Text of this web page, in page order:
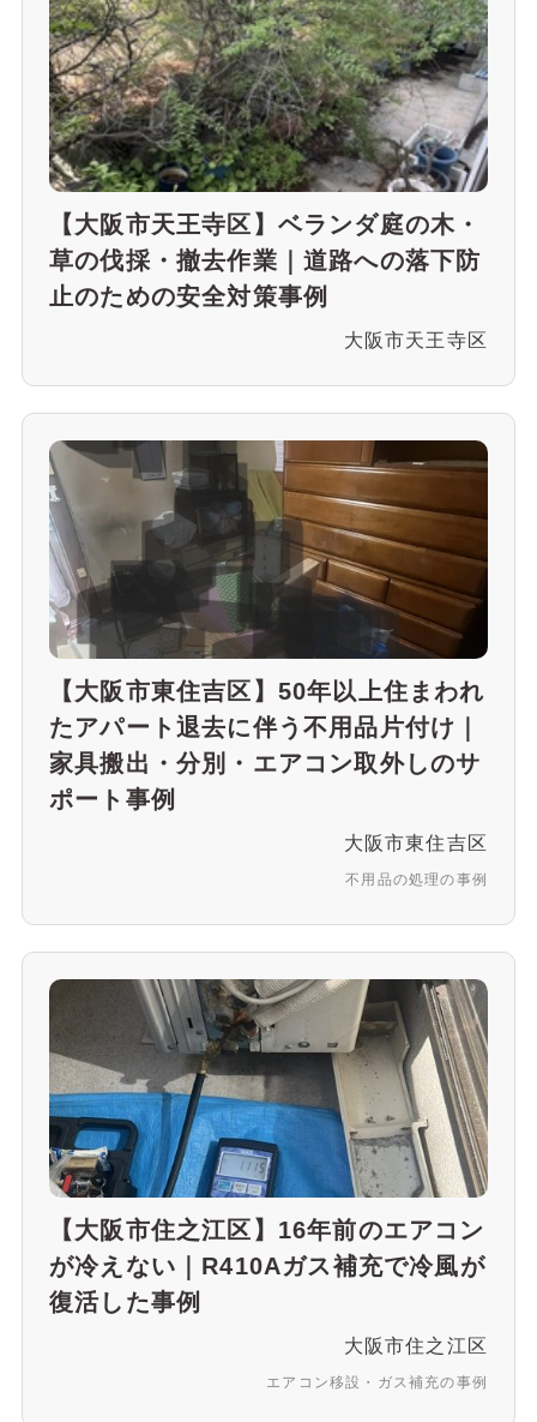
【大阪市天王寺区】ベランダ庭の木・
草の伐採・撤去作業｜道路への落下防
止のための安全対策事例
大阪市天王寺区
【大阪市東住吉区】50年以上住まわれ
たアパート退去に伴う不用品片付け｜
家具搬出・分別・エアコン取外しのサ
ポート事例
大阪市東住吉区
不用品の処理の事例
【大阪市住之江区】16年前のエアコン
が冷えない｜R410Aガス補充で冷風が
復活した事例
大阪市住之江区
エアコン移設・ガス補充の事例